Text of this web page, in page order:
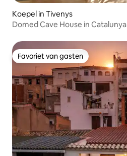
Koepel in Tivenys
Domed Cave House in Catalunya
Favoriet van gasten
Favoriet van gasten